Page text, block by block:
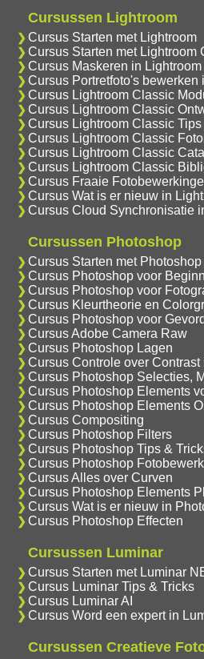
Cursussen Lightroom
Cursus Starten met Lightroom
Cursus Starten met Lightroom
Cursus Maskeren in
Cursus Portretfoto's
Cursus Lightroom Classic
Cursus Lightroom Classic
Cursus Lightroom Classic Tips
Cursus Lightroom Classic
Cursus Lightroom Classic
Cursus Lightroom Classic
Cursus Fraaie
Cursus Wat is er nieuw in
Cursus Cloud Synchronisatie
Cursussen Photoshop
Cursus Starten met Photoshop
Cursus Photoshop voor
Cursus Photoshop voor
Cursus Kleurtheorie en
Cursus Photoshop voor
Cursus Adobe Camera Raw
Cursus Photoshop Lagen
Cursus Controle over
Cursus Photoshop Selecties,
Cursus Photoshop Elements
Cursus Photoshop Elements
Cursus Compositing
Cursus Photoshop Filters
Cursus Photoshop Tips &
Cursus Photoshop
Cursus Alles over Curven
Cursus Photoshop Elements
Cursus Wat is er nieuw in
Cursus Photoshop Effecten
Cursussen Luminar
Cursus Starten met Luminar
Cursus Luminar Tips & Tricks
Cursus Luminar AI
Cursus Word een expert in
Cursussen Creatieve